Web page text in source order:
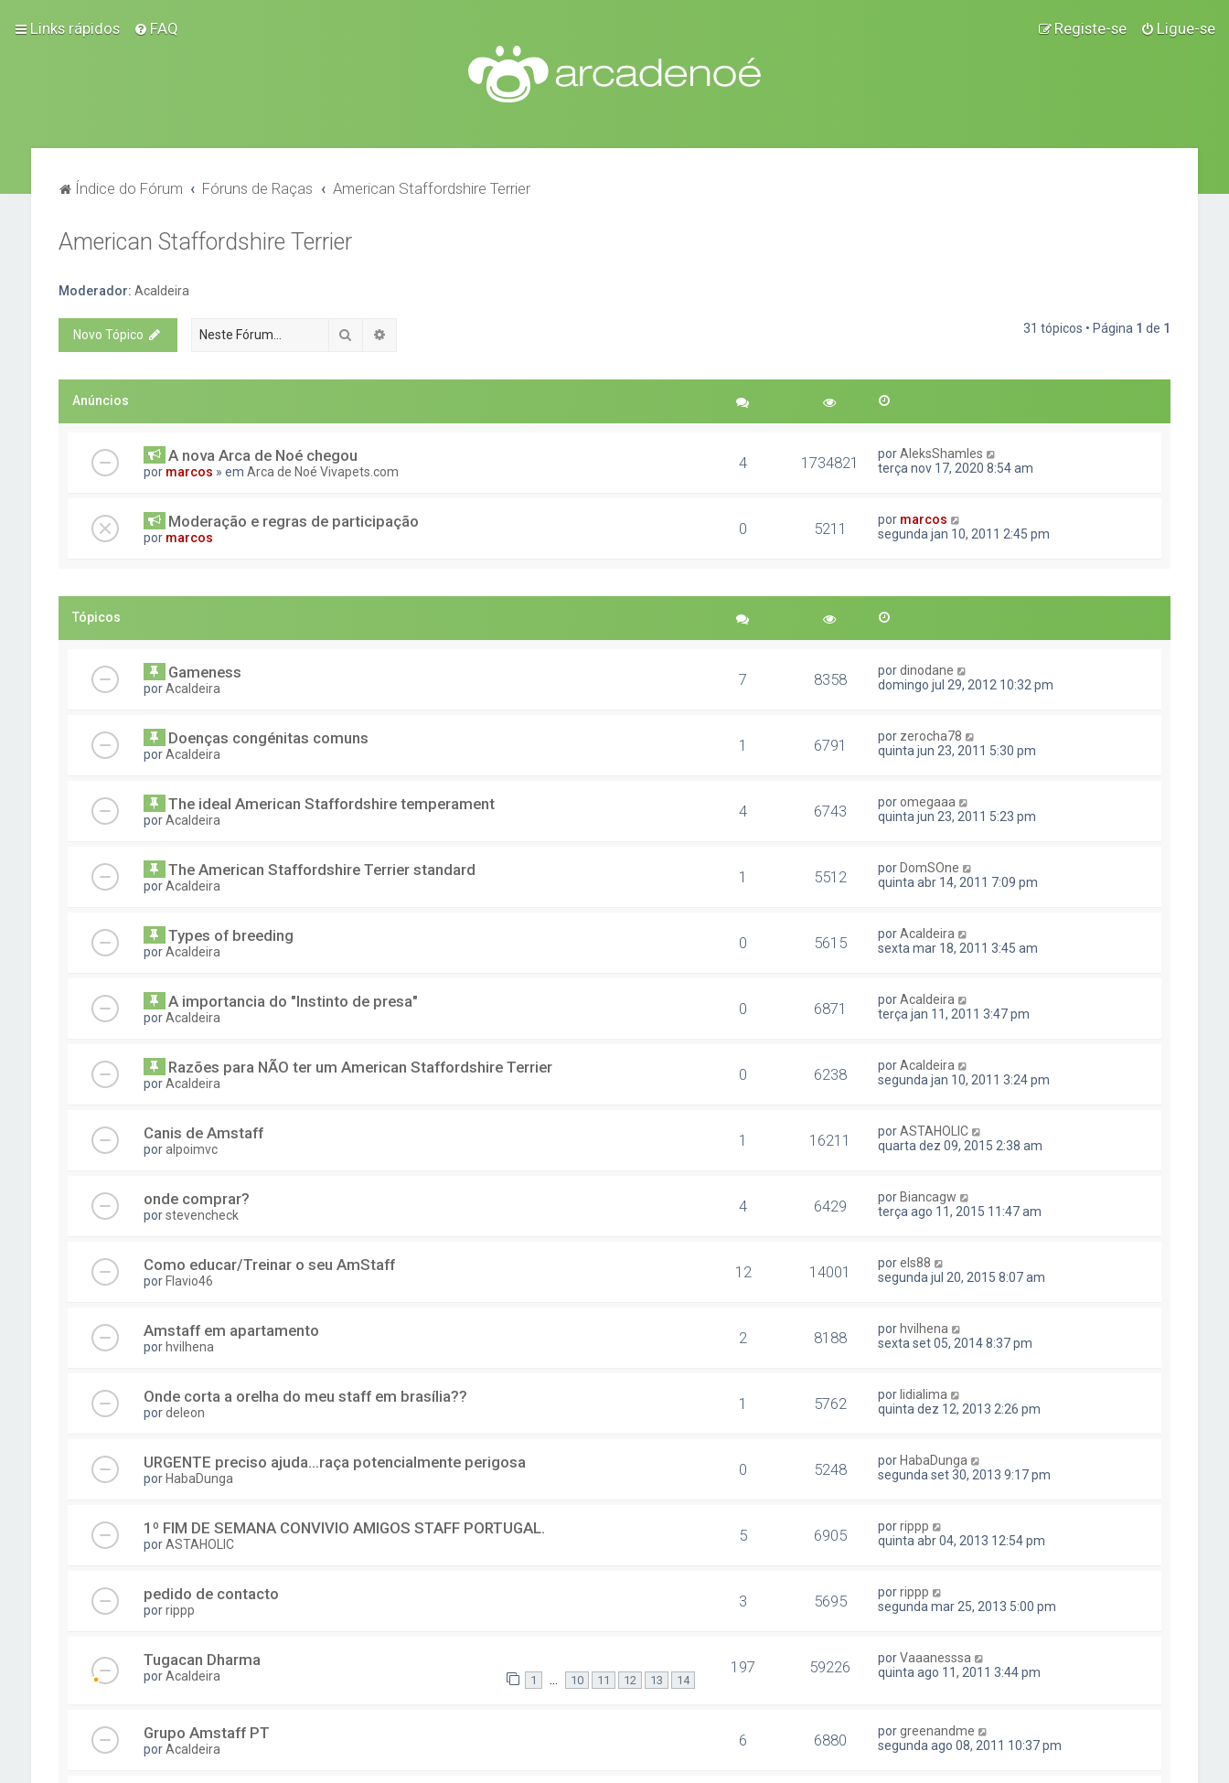
Links rápidos FAQ Ligue-se
Registe-se
Índice do Fórum Fóruns de Raças American Staffordshire Terrier
American Staffordshire Terrier
Moderador: Acaldeira
Novo Tópico Pesquisar 31 tópicos • Página 1 de 1
Anúncios
A nova Arca de Noé chegou
por marcos » em Arca de Noé Vivapets.com 4 1734821 porAleksShamles
terça nov 17, 2020 8:54 am
Moderação e regras de participação
por marcos 0 5211 por marcos
segunda jan 10, 2011 2:45 pm
Tópicos
Gameness
porAcaldeira 7 8358 pordinodane
domingo jul 29, 2012 10:32 pm
Doenças congénitas comuns
porAcaldeira 1 6791 por zerocha78
quinta jun 23, 2011 5:30 pm
The ideal American Staffordshire temperament
porAcaldeira 4 6743 poromegaaa
quinta jun 23, 2011 5:23 pm
The American Staffordshire Terrier standard
porAcaldeira 1 5512 por DomSOne
quinta abr 14, 2011 7:09 pm
Types of breeding
porAcaldeira 0 5615 porAcaldeira
sexta mar 18, 2011 3:45 am
A importancia do "Instinto de presa"
porAcaldeira 0 6871 porAcaldeira
terça jan 11, 2011 3:47 pm
Razões para NÃO ter um American Staffordshire Terrier
porAcaldeira 0 6238 porAcaldeira
segunda jan 10, 2011 3:24 pm
Canis de Amstaff
poralpoimvc 1 16211 porASTAHOLIC
quarta dez 09, 2015 2:38 am
onde comprar?
porstevencheck 4 6429 por Biancagw
terça ago 11, 2015 11:47 am
Como educar/Treinar o seu AmStaff
por Flavio46 12 14001 porels88
segunda jul 20, 2015 8:07 am
Amstaff em apartamento
por hvilhena 2 8188 por hvilhena
sexta set 05, 2014 8:37 pm
Onde corta a orelha do meu staff em brasília??
pordeleon 1 5762 por lidialima
quinta dez 12, 2013 2:26 pm
URGENTE preciso ajuda...raça potencialmente perigosa
por HabaDunga 0 5248 por HabaDunga
segunda set 30, 2013 9:17 pm
1º FIM DE SEMANA CONVIVIO AMIGOS STAFF PORTUGAL.
porASTAHOLIC 5 6905 porrippp
quinta abr 04, 2013 12:54 pm
pedido de contacto
porrippp 3 5695 porrippp
segunda mar 25, 2013 5:00 pm
Tugacan Dharma
porAcaldeira 1 ... 10 11 12 13 14
197 59226 porVaaanesssa
quinta ago 11, 2011 3:44 pm
Grupo Amstaff PT
porAcaldeira 6 6880 porgreenandme
segunda ago 08, 2011 10:37 pm